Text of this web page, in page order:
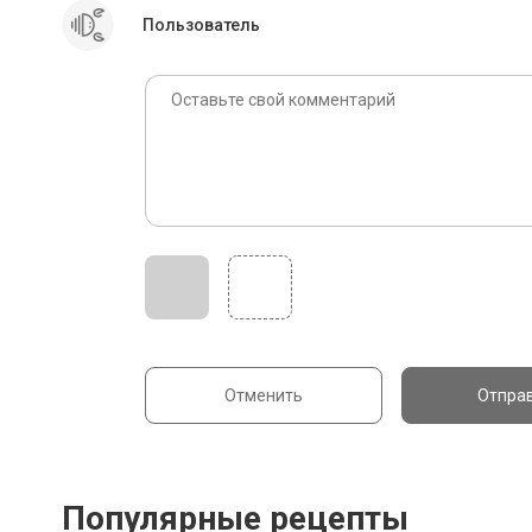
Пользователь
Отменить
Популярные рецепты